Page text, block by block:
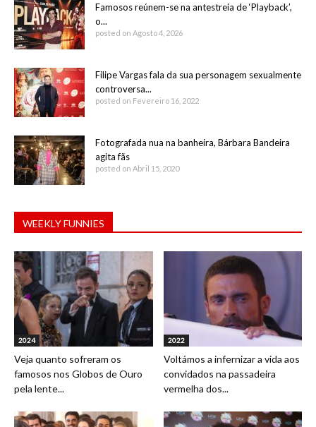
Famosos reúnem-se na antestreia de ‘Playback’,
o...
posted on Agosto 4, 2026
Filipe Vargas fala da sua personagem sexualmente
controversa...
posted on Fevereiro 16, 2022
Fotografada nua na banheira, Bárbara Bandeira
agita fãs
posted on Abril 15, 2020
WEEKLY FUNNIES
2024
Veja quanto sofreram os
famosos nos Globos de Ouro
pela lente...
2022
Voltámos a infernizar a vida aos
convidados na passadeira
vermelha dos...